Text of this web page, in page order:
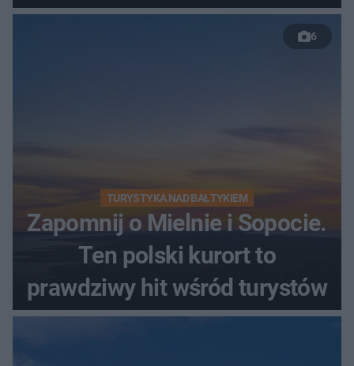
szczyt Gór Świętokrzyskich
6
TURYSTYKA NAD BAŁTYKIEM
Zapomnij o Mielnie i Sopocie.
Ten polski kurort to
prawdziwy hit wśród turystów